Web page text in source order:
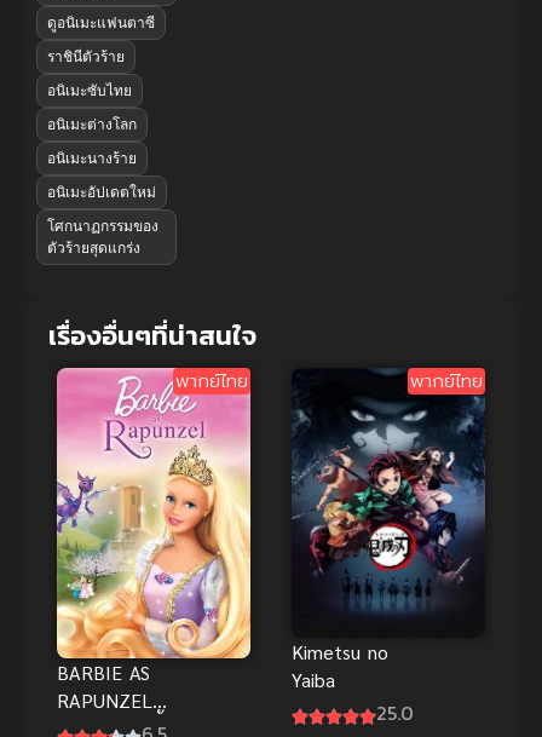
ดูอนิเมะแฟนตาซี
ราชินีตัวร้าย
อนิเมะซับไทย
อนิเมะต่างโลก
อนิเมะนางร้าย
อนิเมะอัปเดตใหม่
โศกนาฏกรรมของ
ตัวร้ายสุดแกร่ง
เรื่องอื่นๆที่น่าสนใจ
พากย์ไทย
BARBIE AS
RAPUNZEL
(2002) บาร์บี้
พากย์ไทย
Kimetsu no
Yaiba
25.0